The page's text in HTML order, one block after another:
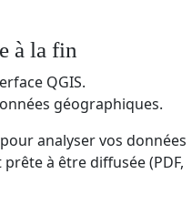
à la fin
QGIS.
géographiques.
analyser vos données
à être diffusée (PDF,